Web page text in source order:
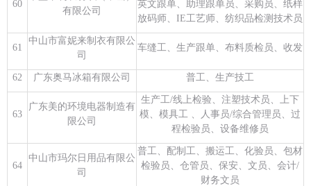
60
有限公司
英文跟单、助理跟单员、采购员、纸样
放码师、IE工艺师、纺织品检测技术员
61
中山市富妮来制衣有限公
司
车缝工、生产跟单、布料质检员、收发
62 广东奥马冰箱有限公司 普工、生产技工
63
广东美的环境电器制造有
限公司
生产工/线上检验、注塑技术员、上下
模、模具工 、人事员/综合管理员、过
程检验员、设备维修员
64
中山市玛尔日用品有限公
司
普工、配制工、搬运工、化验员、包材
检验员、仓管员、保安、文员、会计/
财务文员